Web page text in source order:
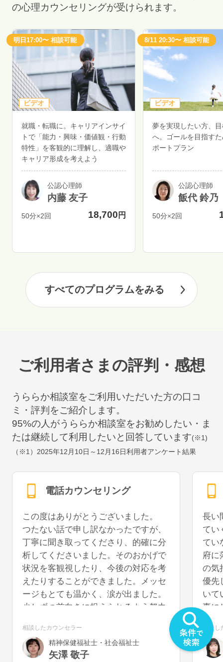
の心理カウンセリングが受けられます。
明日17:00〜 相談可能
ビデオ
就職・転職に。キャリアインサイ
トで「能力・興味・価値観・行動
特性」を客観的に理解し、適職や
キャリア形成を考えよう
公認心理師
内藤 友子
50分×2回 18,700 円
8/11 20:30〜 相談可能
ビデオ
夢を実現したい方、
へ。ゴールを目指す
ポートプラン
公認心理師
飯代 鈴乃
50分×2回
すべてのプログラムをみる
ご利用者さまの評判・感想
うららか相談室をご利用いただいた方の口コ
ミ・評判をご紹介します。
95%の人がうららか相談室をお勧めしたい・ま
たは継続して利用したいと回答しています(※1)
（※1） 2025年12月10日～12月16日利用者アンケート結果
電話カウンセリング
この度はありがとうございました。
つたない話で申し訳なかったですが、
丁寧に聞き取ってくださり、的確に分
析してくださいました。そのおかげで
状況を客観視したり、今後の対応を考
えたりすることができました。メッセ
ージもとても温かく、涙が出ました。
少しずつ前向きに捉えられるよう努力
あれば、再度お話を聞いていただける
と幸いです。
相談したカウンセラー
精神保健福祉士・社会福祉士
矢澤 敬子
長い
てい
てい
府に
の気
優先
いて
事に
う
を切
気が
う
相談